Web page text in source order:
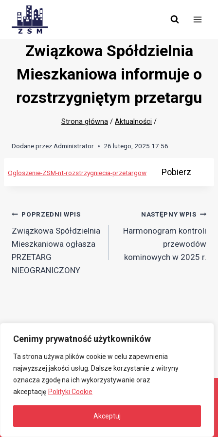
Cenimy prywatność użytkowników
Ta strona używa plików cookie w celu zapewnienia
najwyższej jakości usług. Dalsze korzystanie z witryny
oznacza zgodę na ich wykorzystywanie oraz
akceptację Polityki Cookie
Akceptuj
content
Związkowa Spółdzielnia
Mieszkaniowa informuje o
rozstrzygniętym przetargu
Strona główna / Aktualności /
Dodane przezAdministrator 26 lutego, 2025 17:56
Ogloszenie-ZSM-nt-rozstrzygniecia-przetargow Pobierz
Nawigacja
wpisu
POPRZEDNI WPIS
Związkowa Spółdzielnia
Mieszkaniowa ogłasza
PRZETARG
NIEOGRANICZONY
NASTĘPNY WPIS
Harmonogram kontroli
przewodów
kominowych w 2025 r.
© 2026 Związkowa Spółdzielnia Mieszkaniowa